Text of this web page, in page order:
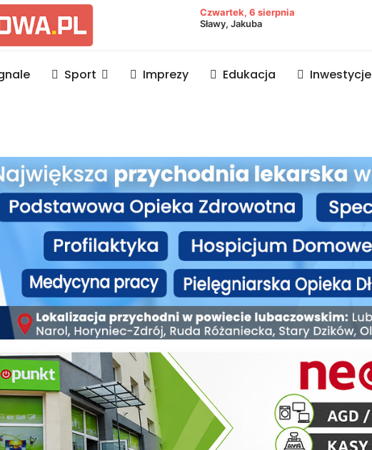
powiat lubaczowski
Czwartek, 6 sierpnia
Sławy, Jakuba
Sport Imprezy Edukacja Inwestycje